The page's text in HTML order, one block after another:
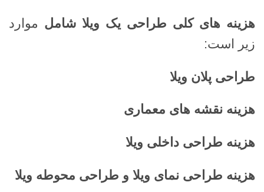
هزینه های کلی طراحی یک ویلا شامل موارد
زیر است:
طراحی پلان ویلا
هزینه نقشه های معماری
هزینه طراحی داخلی ویلا
هزینه طراحی نمای ویلا و طراحی محوطه ویلا